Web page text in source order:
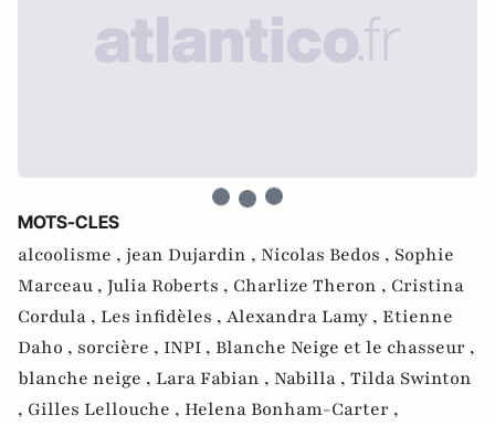
MOTS-CLES
alcoolisme , jean Dujardin , Nicolas Bedos , Sophie
Marceau , Julia Roberts , Charlize Theron , Cristina
Cordula , Les infidèles , Alexandra Lamy , Etienne
Daho , sorcière , INPI , Blanche Neige et le chasseur ,
blanche neige , Lara Fabian , Nabilla , Tilda Swinton
, Gilles Lellouche , Helena Bonham-Carter ,